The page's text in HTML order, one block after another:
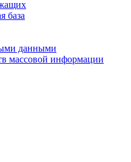
база
данными
массовой информации